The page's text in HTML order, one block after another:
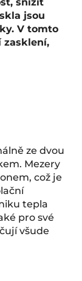
jsou
V tomto
zasklení,
ze dvou
Mezery
což je
tepla
pro své
všude